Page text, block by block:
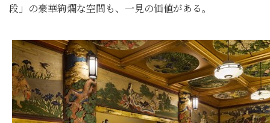
段」の豪華絢爛な空間も、一見の価値がある。